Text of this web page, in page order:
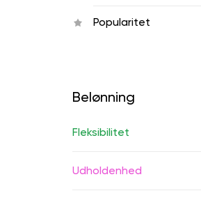
Popularitet
Belønning
Fleksibilitet
Udholdenhed